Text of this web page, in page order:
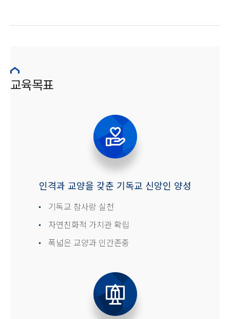
교육목표
인격과 교양을 갖춘 기독교 신앙인 양성
기독교 참사랑 실천
자연친화적 가치관 확립
폭넓은 교양과 인간존중